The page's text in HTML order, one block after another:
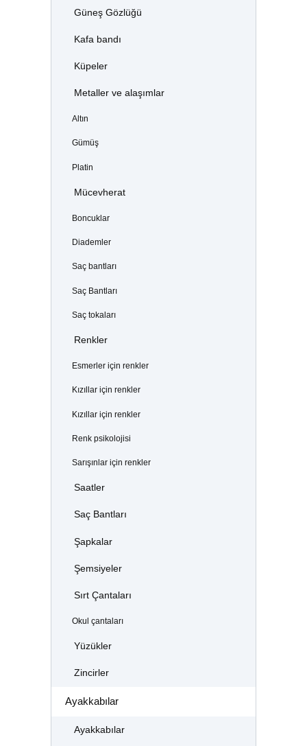
Güneş Gözlüğü
Kafa bandı
Küpeler
Metaller ve alaşımlar
Altın
Gümüş
Platin
Mücevherat
Boncuklar
Diademler
Saç bantları
Saç Bantları
Saç tokaları
Renkler
Esmerler için renkler
Kızıllar için renkler
Kızıllar için renkler
Renk psikolojisi
Sarışınlar için renkler
Saatler
Saç Bantları
Şapkalar
Şemsiyeler
Sırt Çantaları
Okul çantaları
Yüzükler
Zincirler
Ayakkabılar
Ayakkabılar